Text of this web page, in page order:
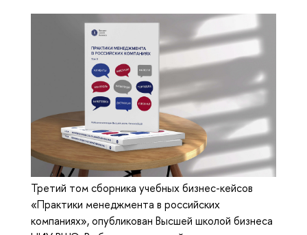
Третий том сборника учебных бизнес-кейсов
«Практики менеджмента в российских
компаниях», опубликован Высшей школой бизнеса